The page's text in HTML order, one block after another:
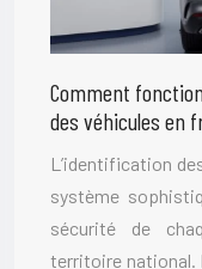
Comment
des véhicules en
L’identification
système
sécurité de
territoire national.